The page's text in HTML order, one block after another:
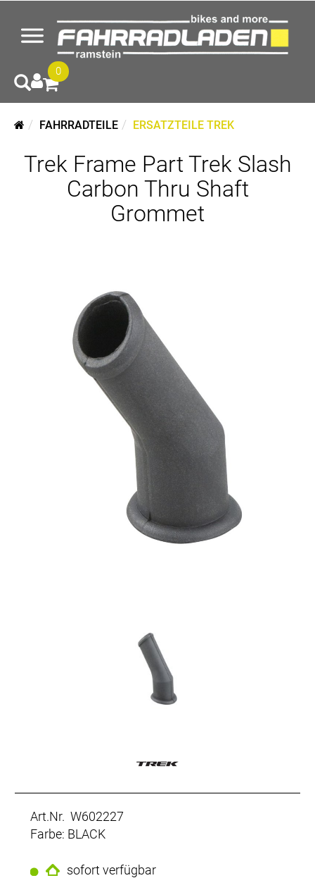
0
FAHRRADTEILE ERSATZTEILE TREK
Trek Frame Part Trek Slash
Carbon Thru Shaft
Grommet
Art.Nr. W602227
Farbe: BLACK
sofort verfügbar